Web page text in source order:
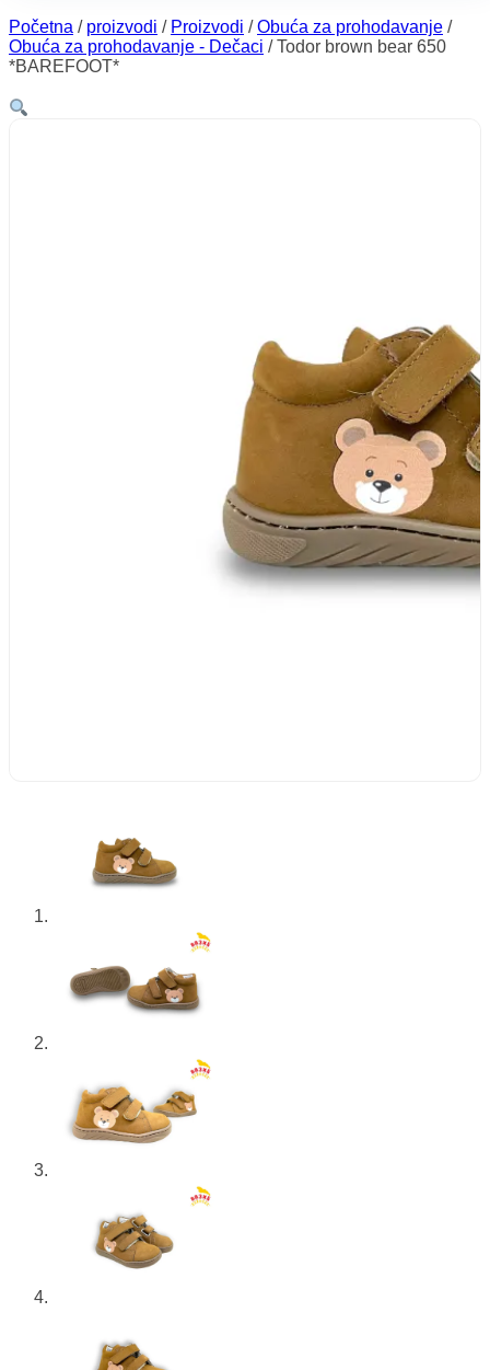
Početna / proizvodi / Proizvodi /Obuća za prohodavanje /
Obuća za prohodavanje - Dečaci /Todor brown bear 650
*BAREFOOT*